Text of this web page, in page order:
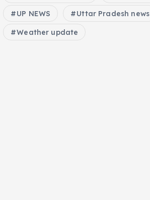
UP NEWS Uttar Pradesh news
Weather update